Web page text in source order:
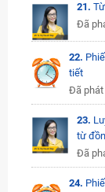
21.
Đã
22.
tiết
Đã
23.
từ
Đã
24.